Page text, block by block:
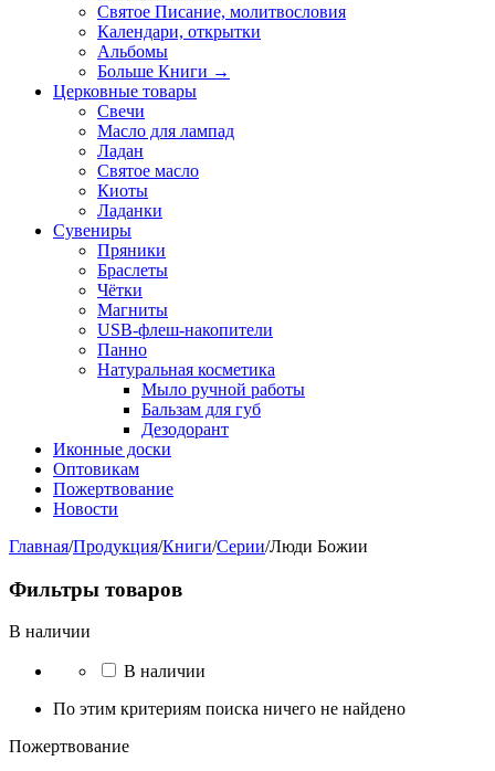
Святое Писание, молитвословия
Календари, открытки
Альбомы
Больше Книги →
Церковные товары
Свечи
Масло для лампад
Ладан
Святое масло
Киоты
Ладанки
Сувениры
Пряники
Браслеты
Чётки
Магниты
USB-флеш-накопители
Панно
Натуральная косметика
Мыло ручной работы
Бальзам для губ
Дезодорант
Иконные доски
Оптовикам
Пожертвование
Новости
Главная/Продукция/Книги/Серии/Люди Божии
Фильтры товаров
В наличии
В наличии
По этим критериям поиска ничего не найдено
Пожертвование